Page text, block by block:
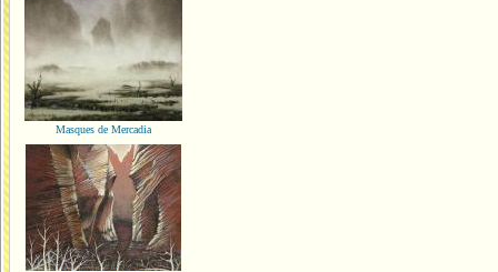
Masques de Mercadia